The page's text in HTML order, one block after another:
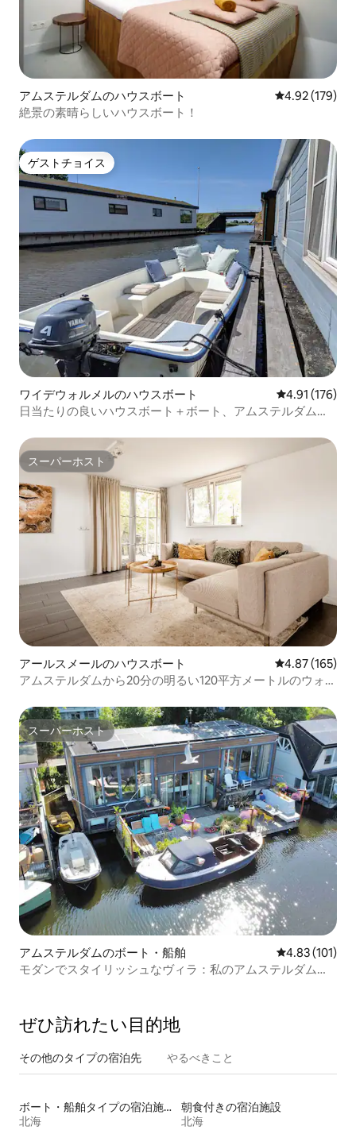
アムステルダムのハウスボート レビュー179
4.92 (179)
絶景の素晴らしいハウスボート！
ゲストチョイス
ゲストチョイス
ワイデウォルメルのハウスボート レビュー176
4.91 (176)
日当たりの良いハウスボート＋ボート、アムステルダムと
スーパーホスト
スーパーホスト
アールスメールのハウスボート レビュー165
4.87 (165)
アムステルダムから20分の明るい120平方メートルのウォー
スーパーホスト
スーパーホスト
アムステルダムのボート・船舶 レビュー101
4.83 (101)
モダンでスタイリッシュなヴィラ：私のアムステルダムの
ぜひ訪⁠れ⁠た⁠い目⁠的⁠地
その他のタ⁠イ⁠プ⁠の宿⁠泊⁠先 やるべきこと
ボート・船舶タイプの宿泊施設
北海
朝食付きの宿泊施設
北海